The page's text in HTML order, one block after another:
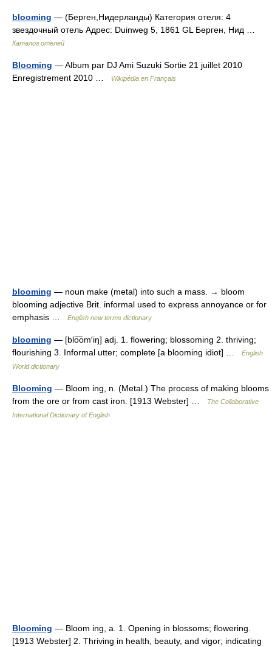
blooming — (Берген,Нидерланды) Категория отеля: 4
звездочный отель Адрес: Duinweg 5, 1861 GL Берген, Нид …
Каталог отелей
Blooming — Album par DJ Ami Suzuki Sortie 21 juillet 2010
Enregistrement 2010 …
Wikipédia en Français
blooming — noun make (metal) into such a mass. → bloom
blooming adjective Brit. informal used to express annoyance or for
emphasis …
English new terms dictionary
blooming — [blo͞om′iŋ] adj. 1. flowering; blossoming 2. thriving;
flourishing 3. Informal utter; complete [a blooming idiot] …
English
World dictionary
Blooming — Bloom ing, n. (Metal.) The process of making blooms
from the ore or from cast iron. [1913 Webster] …
The Collaborative
International Dictionary of English
Blooming — Bloom ing, a. 1. Opening in blossoms; flowering.
[1913 Webster] 2. Thriving in health, beauty, and vigor; indicating